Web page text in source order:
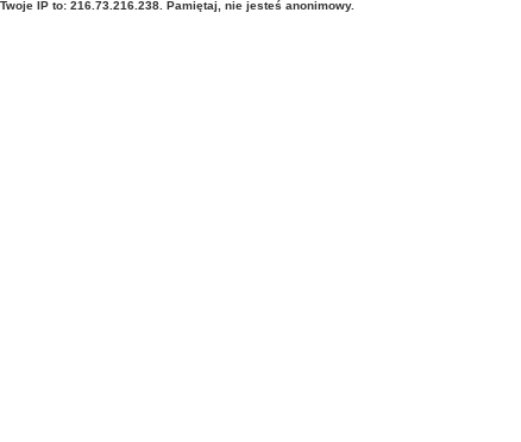
Twoje IP to: 216.73.216.238. Pamiętaj, nie jesteś anonimowy.